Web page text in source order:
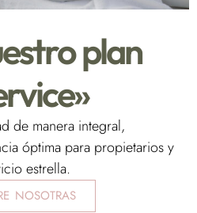
plan
de manera integral,
óptima para propietarios y
estrella.
NOSOTRAS